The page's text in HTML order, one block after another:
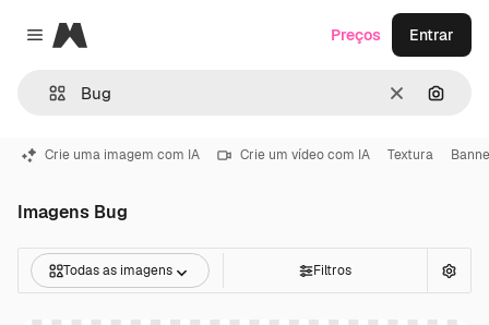
Close menu
Magnific
Limpar
Preços Entrar
Crie uma imagem com IA Crie um vídeo com IA Textura
Imagens Bug
Todas as imagens Filtros